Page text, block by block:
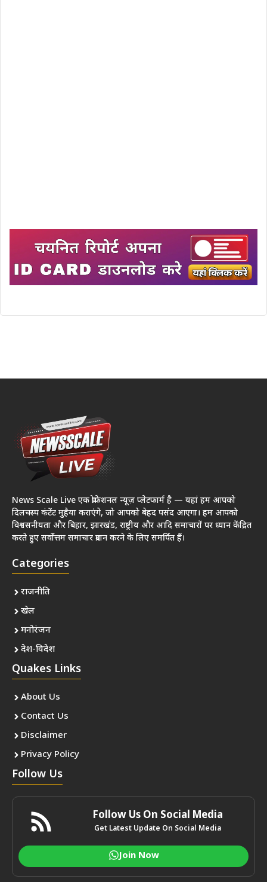
News Scale Live एक प्रोफेशनल न्यूज़ प्लेटफार्म है — यहां हम आपको
दिलचस्प कंटेंट मुहैया कराएंगे, जो आपको बेहद पसंद आएगा। हम आपको
विश्वसनीयता और बिहार, झारखंड, राष्ट्रीय और आदि समाचारों पर ध्यान केंद्रित
करते हुए सर्वोत्तम समाचार प्रदान करने के लिए समर्पित हैं।
Categories
राजनीति
खेल
मनोरंजन
देश-विदेश
Quakes Links
About Us
Contact Us
Disclaimer
Privacy Policy
Follow Us
Follow Us On Social Media
Get Latest Update On Social Media
Join Now